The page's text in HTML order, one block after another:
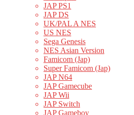
JAP PS1
JAP DS
UK/PAL A NES
US NES
Sega Genesis
NES Asian Version
Famicom (Jap)
Super Famicom (Jap)
JAP N64
JAP Gamecube
JAP Wii
JAP Switch
JAP Gameboy